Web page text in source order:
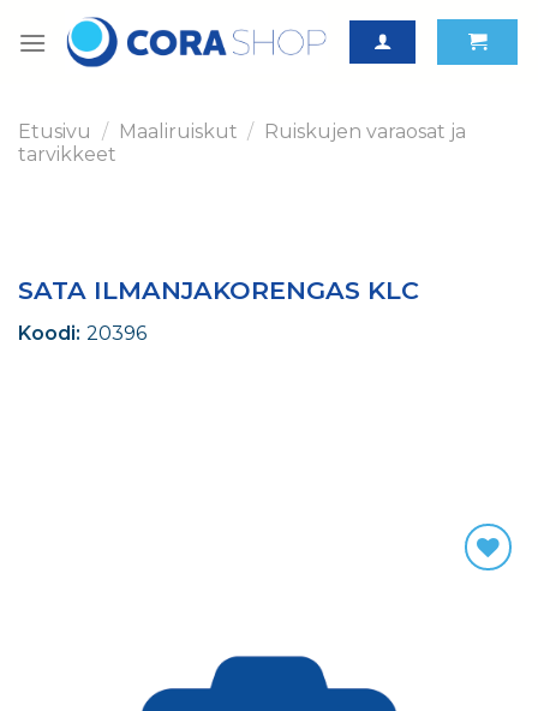
Etusivu / Maaliruiskut / Ruiskujen varaosat ja
tarvikkeet
SATA ILMANJAKORENGAS KLC
Koodi: 20396